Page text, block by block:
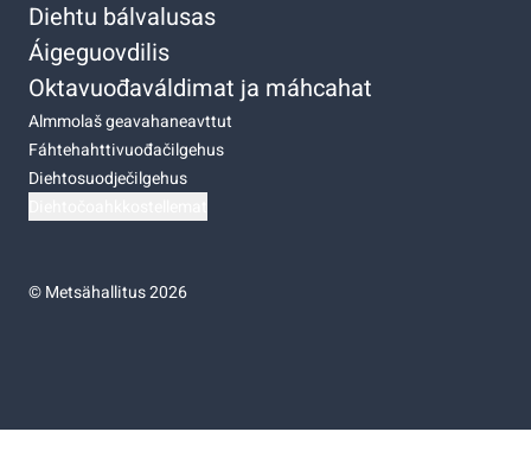
Diehtu bálvalusas
Áigeguovdilis
Oktavuođaváldimat ja máhcahat
Almmolaš geavahaneavttut
Fáhtehahttivuođačilgehus
Diehtosuodječilgehus
©Metsähallitus 2026